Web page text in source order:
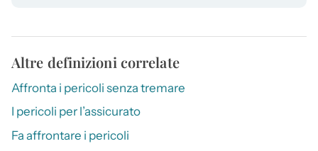
Altre definizioni correlate
Affronta i pericoli senza tremare
I pericoli per l’assicurato
Fa affrontare i pericoli